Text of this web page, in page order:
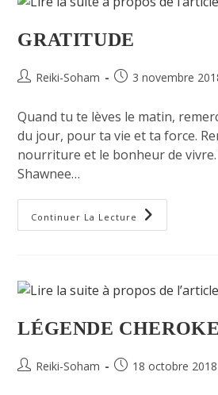
GRATITUDE
Reiki-Soham 3 novembre
Quand tu te lèves le matin,
du jour, pour ta vie et ta force.
nourriture et le bonheur de
Shawnee…
Continuer La Lecture
LÉGENDE
Reiki-Soham 18 octobre 2018